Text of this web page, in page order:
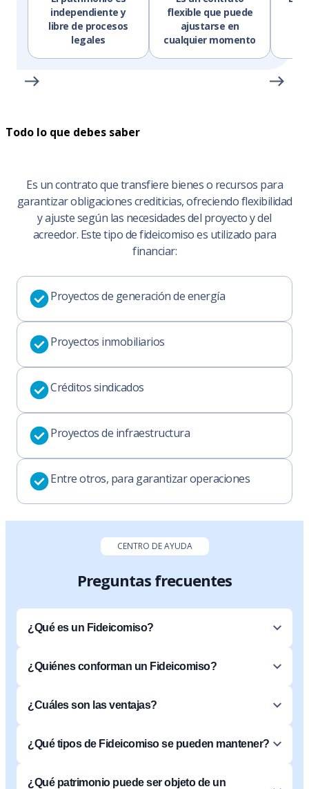
independiente y
libre de procesos
legales
flexible que puede
ajustarse en
cualquier momento
Todo lo que debes saber
Es un contrato que transfiere bienes o recursos para
garantizar obligaciones crediticias, ofreciendo flexibilidad
y ajuste según las necesidades del proyecto y del
acreedor. Este tipo de fideicomiso es utilizado para
financiar:
Proyectos de generación de energía
Proyectos inmobiliarios
Créditos sindicados
Proyectos de infraestructura
Entre otros, para garantizar operaciones
CENTRO DE AYUDA
Preguntas frecuentes
¿Qué es un Fideicomiso?
¿Quiénes conforman un Fideicomiso?
¿Cuáles son las ventajas?
¿Qué tipos de Fideicomiso se pueden mantener?
¿Qué patrimonio puede ser objeto de un